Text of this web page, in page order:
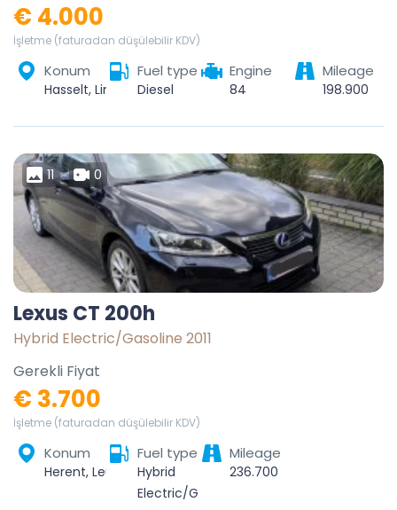
€ 4.000
İşletme (faturadan düşülebilir KDV)
Konum Fuel type
Diesel
Engine
84
Mileage
198.900
11 0
Lexus CT 200h
Hybrid Electric/Gasoline 2011
Gerekli Fiyat
€ 3.700
İşletme (faturadan düşülebilir KDV)
Konum Fuel type
Hybrid
Electric/Gasoline
Mileage
236.700